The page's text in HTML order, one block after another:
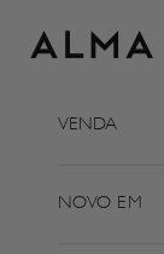
Alma em Pena
VENDA
NOVO EM